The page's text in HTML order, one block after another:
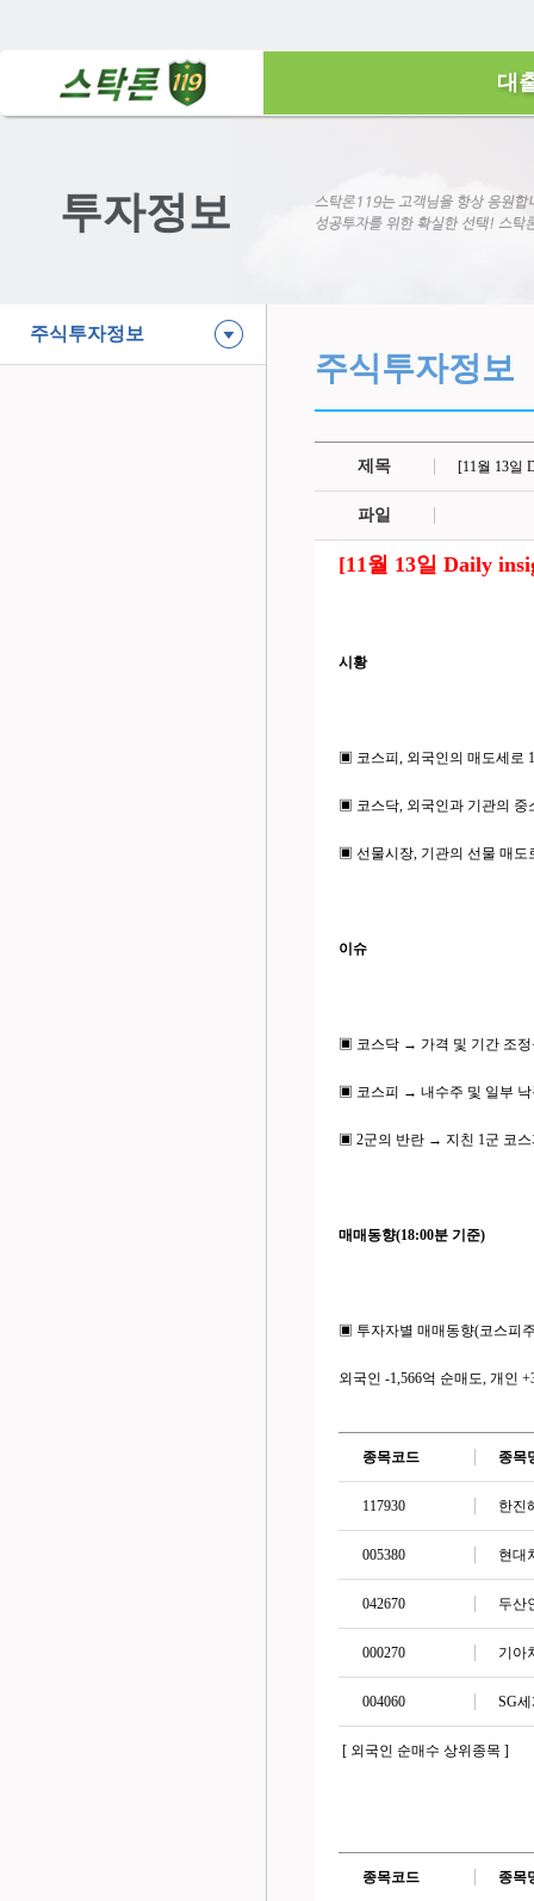
대
투자정보
주식투자정보
주식투자정보
제목 [11월 13일
파일
[11월 13일 Daily
시황
▣ 코스피, 외국인의 매도세로
▣ 코스닥, 외국인과 기관의 중
▣ 선물시장, 기관의 선물 매도
이슈
▣ 코스닥 → 가격 및 기간 조정
▣ 코스피 → 내수주 및 일부 낙
▣ 2군의 반란 → 지친 1군 코
매매동향(18:00분 기준)
▣ 투자자별 매매동향(코스피
외국인 -1,566억 순매도, 개인
종목코드 종목
117930 한진
005380 현대
042670 두산
000270 기아
004060 SG
[ 외국인 순매수 상위종목 ]
종목코드 종목